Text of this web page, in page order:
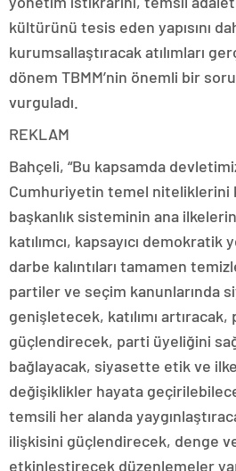
kültürünü tesis eden yapısını
kurumsallaştıracak atılımları
dönem TBMM’nin önemli bir
vurguladı.
REKLAM
Bahçeli, “Bu kapsamda
Cumhuriyetin temel niteliklerini
başkanlık sisteminin ana
katılımcı, kapsayıcı demokratik
darbe kalıntıları tamamen
partiler ve seçim kanunlarında
genişletecek, katılımı
güçlendirecek, parti üyeliğini
bağlayacak, siyasette etik ve
değişiklikler hayata
temsili her alanda
ilişkisini güçlendirecek, denge
etkinleştirecek düzenlemeler